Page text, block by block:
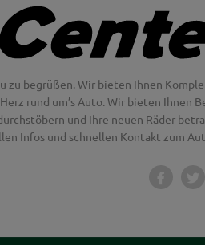
zu begrüßen. Wir bieten Ihnen
rund um’s Auto. Wir bieten
und Ihre neuen Räder
Infos und schnellen Kontakt zum